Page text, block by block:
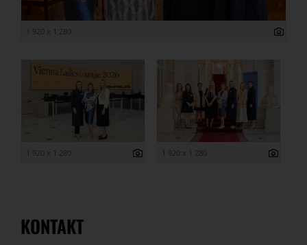
1 920 x 1 280
1 920 x 1 280 1 920 x 1 280
KONTAKT